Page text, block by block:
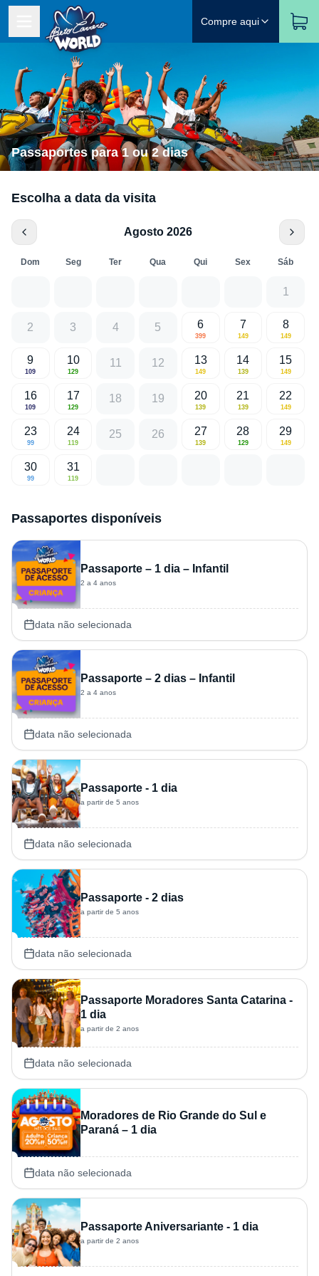
Compre aqui
Passaportes para 1 ou 2 dias
Escolha a data da visita
Agosto 2026
Dom Seg Ter Qua Qui Sex Sáb
1
2 3 4 5 6
399
7
149
8
149
9
109
10
129
11 12 13
149
14
139
15
149
16
109
17
129
18 19 20
139
21
139
22
149
23
99
24
119
25 26 27
139
28
129
29
149
30
99
31
119
Passaportes disponíveis
Passaporte – 1 dia – Infantil
2 a 4 anos
data não selecionada
Passaporte – 2 dias – Infantil
2 a 4 anos
data não selecionada
Passaporte - 1 dia
a partir de 5 anos
data não selecionada
Passaporte - 2 dias
a partir de 5 anos
data não selecionada
Passaporte Moradores Santa Catarina -
1 dia
a partir de 2 anos
data não selecionada
Moradores de Rio Grande do Sul e
Paraná – 1 dia
data não selecionada
Passaporte Aniversariante - 1 dia
a partir de 2 anos